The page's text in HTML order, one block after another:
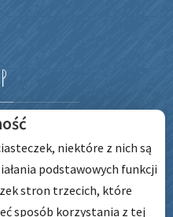
niektóre z nich są
podstawowych funkcji
stron trzecich, które
sposób korzystania z tej